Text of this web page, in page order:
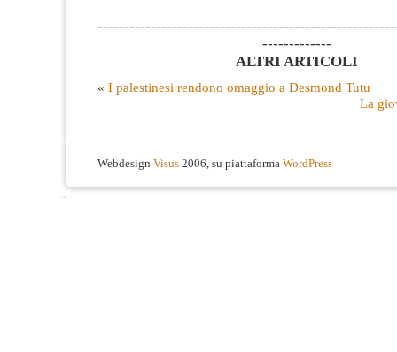
-------------
ALTRI ARTICOLI
« I palestinesi rendono omaggio a Desmond Tutu
La
Webdesign Visus 2006, su piattaforma WordPress